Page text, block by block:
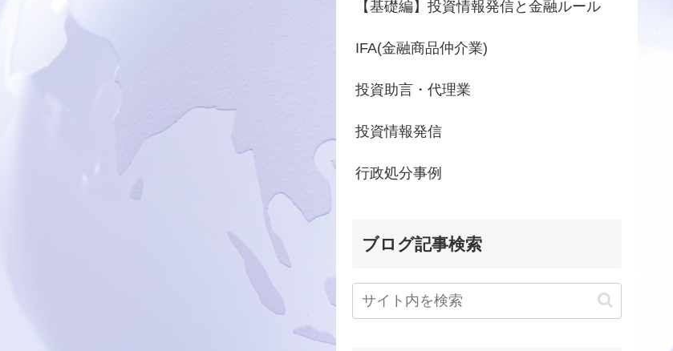
【基礎編】投資情報発信と金融ルール
IFA(金融商品仲介業)
投資助言・代理業
投資情報発信
行政処分事例
ブログ記事検索